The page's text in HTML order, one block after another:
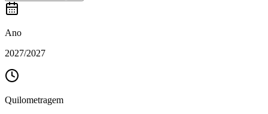
Ano
2027/2027
Quilometragem